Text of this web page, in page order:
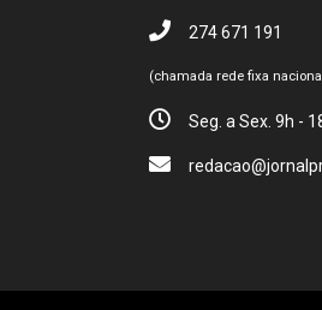
274 671 191
(chamada rede fixa
Seg. a Sex. 9h -